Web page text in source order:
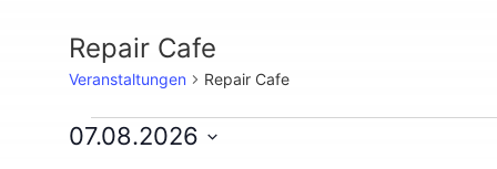
Repair Cafe
Veranstaltungen Repair Cafe
07.08.2026